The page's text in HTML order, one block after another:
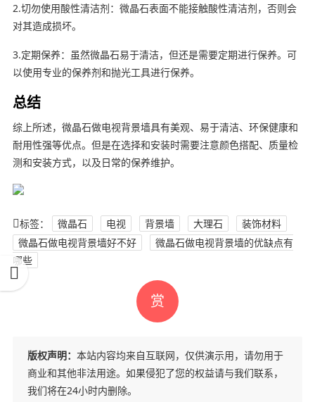
2.切勿使用酸性清洁剂：微晶石表面不能接触酸性清洁剂，否则会
对其造成损坏。
3.定期保养：虽然微晶石易于清洁，但还是需要定期进行保养。可
以使用专业的保养剂和抛光工具进行保养。
总结
综上所述，微晶石做电视背景墙具有美观、易于清洁、环保健康和
耐用性强等优点。但是在选择和安装时需要注意颜色搭配、质量检
测和安装方式，以及日常的保养维护。
标签： 微晶石 电视 背景墙 大理石
装饰材料
微晶石做电视背景墙好不好
微晶石做电视背景墙的优缺点有
哪些
赏
版权声明： 本站内容均来自互联网，仅供演示用，请勿用于
商业和其他非法用途。如果侵犯了您的权益请与我们联系，
我们将在24小时内删除。